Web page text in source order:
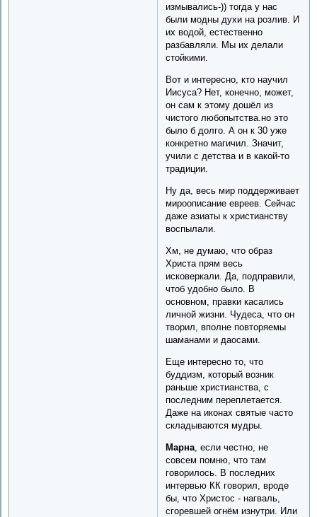
измывались-)) тогда у нас
были модны духи на розлив. И
их водой, естественно
разбавляли. Мы их делали
стойкими.
Вот и интересно, кто научил
Иисуса? Нет, конечно, может,
он сам к этому дошёл из
чистого любопытства.но это
было б долго. А он к 30 уже
конкретно магичил. Значит,
учили с детства и в какой-то
традиции.
Ну да, весь мир поддерживает
мироописание евреев. Сейчас
даже азиаты к христианству
воспылали.
Хм, не думаю, что образ
Христа прям весь
исковеркали. Да, подправили,
чтоб удобно было. В
основном, правки касались
личной жизни. Чудеса, что он
творил, вполне повторяемы
шаманами и даосами.
Еще интересно то, что
буддизм, который возник
раньше христианства, с
последним переплетается.
Даже на иконах святые часто
складываются мудры.
Марна , если честно, не
совсем помню, что там
говорилось. В последних
интервью КК говорил, вроде
бы, что Христос - нагваль,
сгоревшей огнём изнутри. Или